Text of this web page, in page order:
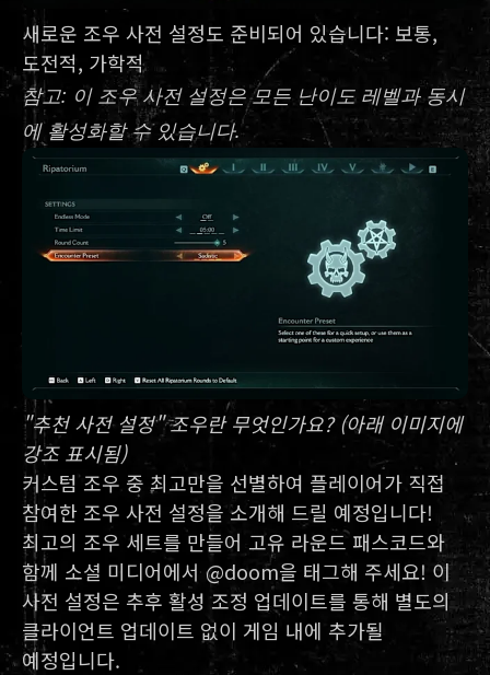
새로운 조우 사전 설정도 준비되어 있습니다: 보통,
도전적, 가학적
참고: 이 조우 사전 설정은 모든 난이도 레벨과 동시
에 활성화할 수 있습니다.
"추천 사전 설정" 조우란 무엇인가요? (아래 이미지에
강조 표시됨)
커스텀 조우 중 최고만을 선별하여 플레이어가 직접
참여한 조우 사전 설정을 소개해 드릴 예정입니다!
최고의 조우 세트를 만들어 고유 라운드 패스코드와
함께 소셜 미디어에서 @doom을 태그해 주세요! 이
사전 설정은 추후 활성 조정 업데이트를 통해 별도의
클라이언트 업데이트 없이 게임 내에 추가될
예정입니다.